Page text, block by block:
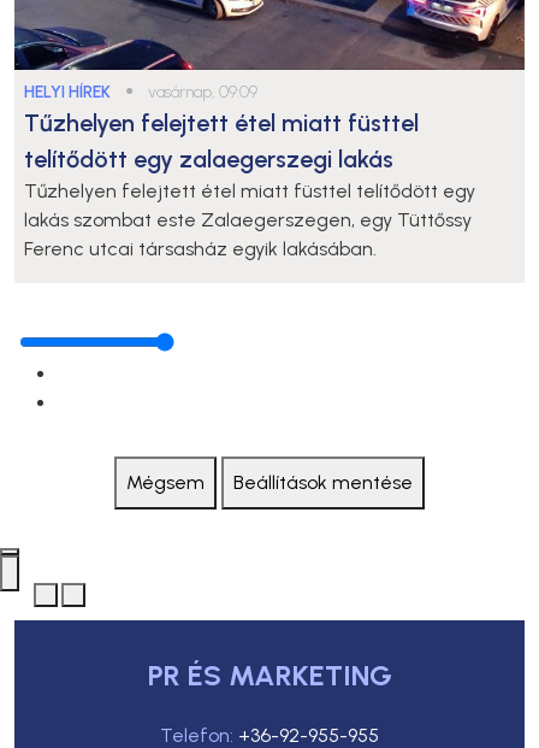
HELYI HÍREK ● vasárnap, 09:09
Tűzhelyen felejtett étel miatt füsttel
telítődött egy zalaegerszegi lakás
Tűzhelyen felejtett étel miatt füsttel telítődött egy
lakás szombat este Zalaegerszegen, egy Tüttőssy
Ferenc utcai társasház egyik lakásában.
Mégsem Beállítások mentése
PR ÉS MARKETING
Telefon: +36-92-955-955